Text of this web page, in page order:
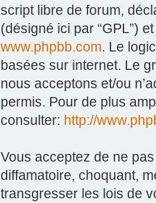
script libre de forum,
(désigné ici par “GPL”)
www.phpbb.com. Le
basées sur internet. Le
nous acceptons et/ou
permis. Pour de plus
consulter: http://
Vous acceptez de ne
diffamatoire, choquant,
transgresser les lois de